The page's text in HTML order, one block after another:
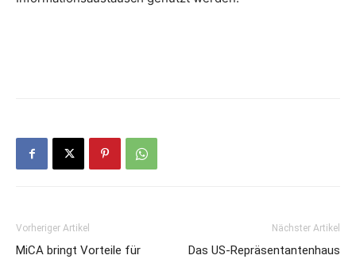
Vorheriger Artikel
MiCA bringt Vorteile für
Nächster Artikel
Das US-Repräsentantenhaus